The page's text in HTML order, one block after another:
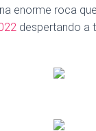
enorme roca
despertando a